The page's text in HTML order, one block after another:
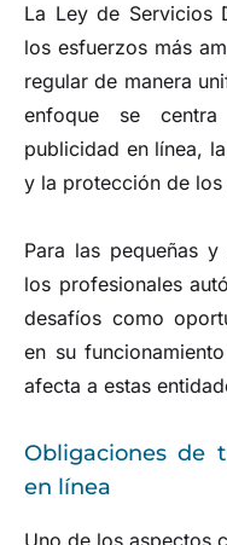
La Ley de Servicios
los esfuerzos más
regular de manera
enfoque se
publicidad en línea,
y la protección de
Para las pequeñas
los profesionales
desafíos como
en su
afecta a estas
Obligaciones de
en línea
Uno de los aspectos